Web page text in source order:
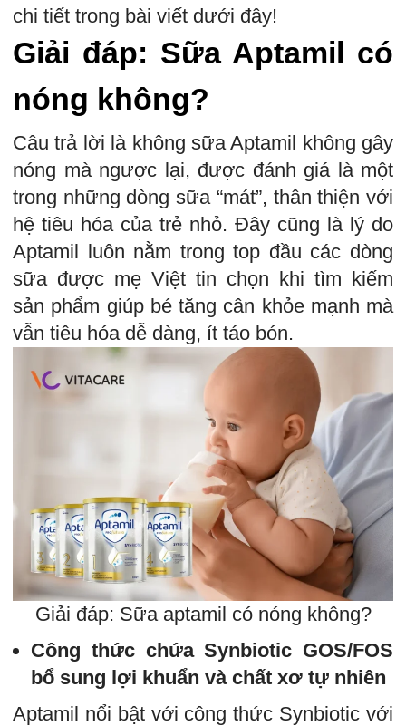
chi tiết trong bài viết dưới đây!
Giải đáp: Sữa Aptamil có
nóng không?
Câu trả lời là không sữa Aptamil không gây
nóng mà ngược lại, được đánh giá là một
trong những dòng sữa “mát”, thân thiện với
hệ tiêu hóa của trẻ nhỏ. Đây cũng là lý do
Aptamil luôn nằm trong top đầu các dòng
sữa được mẹ Việt tin chọn khi tìm kiếm
sản phẩm giúp bé tăng cân khỏe mạnh mà
vẫn tiêu hóa dễ dàng, ít táo bón.
Giải đáp: Sữa aptamil có nóng không?
Công thức chứa Synbiotic GOS/FOS
bổ sung lợi khuẩn và chất xơ tự nhiên
Aptamil nổi bật với công thức Synbiotic với